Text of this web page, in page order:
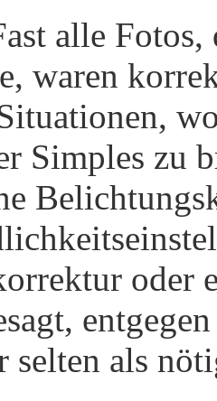
alle
waren
Simples zu
oder
selten als